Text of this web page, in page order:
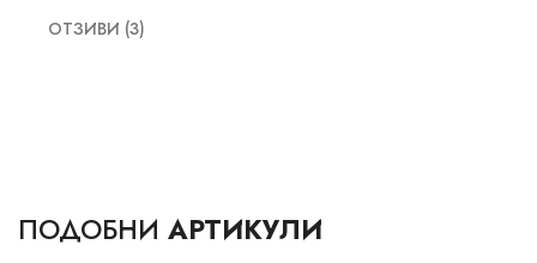
ОТЗИВИ (3)
ПОДОБНИ АРТИКУЛИ